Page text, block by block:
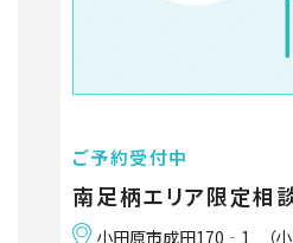
ご予約受付中
南足柄エリア限定相
小田原市成田170‐1 （小